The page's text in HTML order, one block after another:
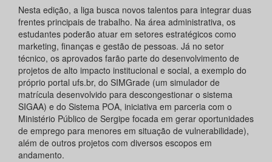
Nesta edição, a liga busca novos talentos para integrar duas
frentes principais de trabalho. Na área administrativa, os
estudantes poderão atuar em setores estratégicos como
marketing, finanças e gestão de pessoas. Já no setor
técnico, os aprovados farão parte do desenvolvimento de
projetos de alto impacto institucional e social, a exemplo do
próprio portal ufs.br, do SIMGrade (um simulador de
matrícula desenvolvido para descongestionar o sistema
SIGAA) e do Sistema POA, iniciativa em parceria com o
Ministério Público de Sergipe focada em gerar oportunidades
de emprego para menores em situação de vulnerabilidade),
além de outros projetos com diversos escopos em
andamento.